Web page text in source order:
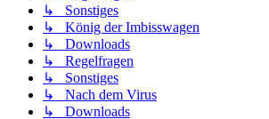
↳ Sonstiges
↳ König der Imbisswagen
↳ Downloads
↳ Regelfragen
↳ Sonstiges
↳ Nach dem Virus
↳ Downloads